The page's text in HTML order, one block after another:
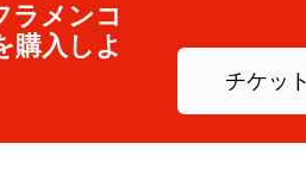
ラメンコ
購入しよ
チケッ